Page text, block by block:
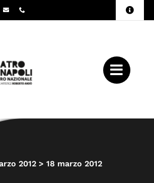
Toggle
2012 > 18 marzo 2012